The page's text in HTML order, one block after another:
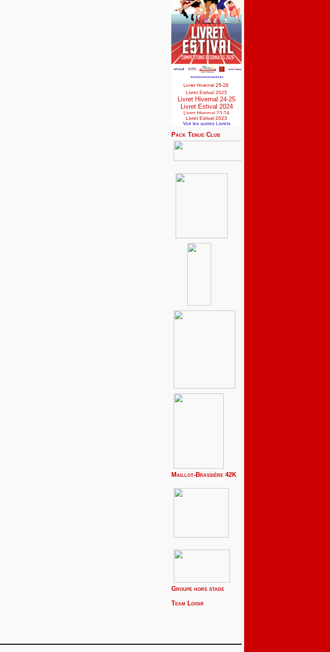
*****************
Livret Hivernal 25-26
Livret Estival 2025
Livret Hivernal 24-25
Livret Estival 2024
Livret Hivernal 23-24
Livret Estival 2023
Voir les autres Livrets
Pack Tenue Club
Maillot-Brassière 42K
Groupe hors stade
Team Loisir